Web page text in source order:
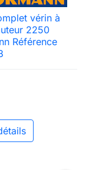
vérin à
2250
Référence